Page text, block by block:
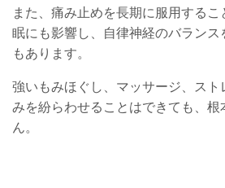
また、痛み止めを長期に服用する
眠にも影響し、自律神経のバラン
もあります。
強いもみほぐし、マッサージ、スト
みを紛らわせることはできても、
ん。